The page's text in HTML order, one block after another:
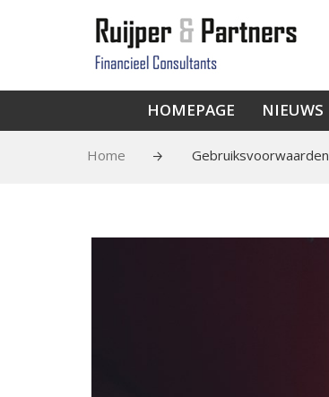
HOMEPAGE NIEUWS
Home Gebruiksvoorwaarden